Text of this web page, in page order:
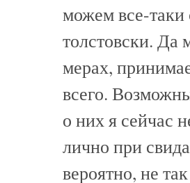
можем все-таки
толстовски. Да
мерах,
всего.
о них я сейчас
лично при
вероятно, не